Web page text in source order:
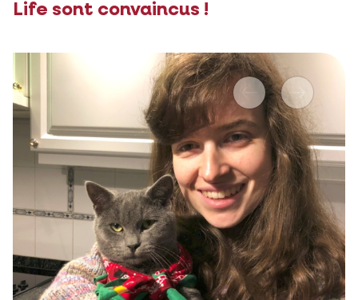
Life sont convaincus !
PrécédentSuivante